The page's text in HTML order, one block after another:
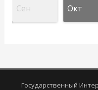
Сен Окт
Государственный